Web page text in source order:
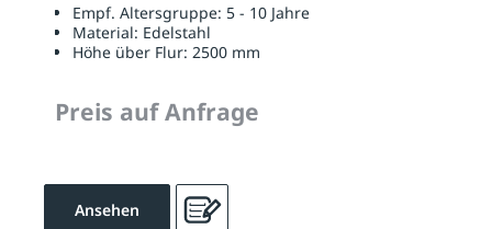
Empf. Altersgruppe: 5 - 10 Jahre
Material: Edelstahl
Höhe über Flur: 2500 mm
Preis auf Anfrage
Ansehen